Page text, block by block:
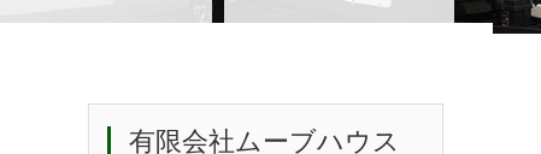
有限会社ムーブハウス